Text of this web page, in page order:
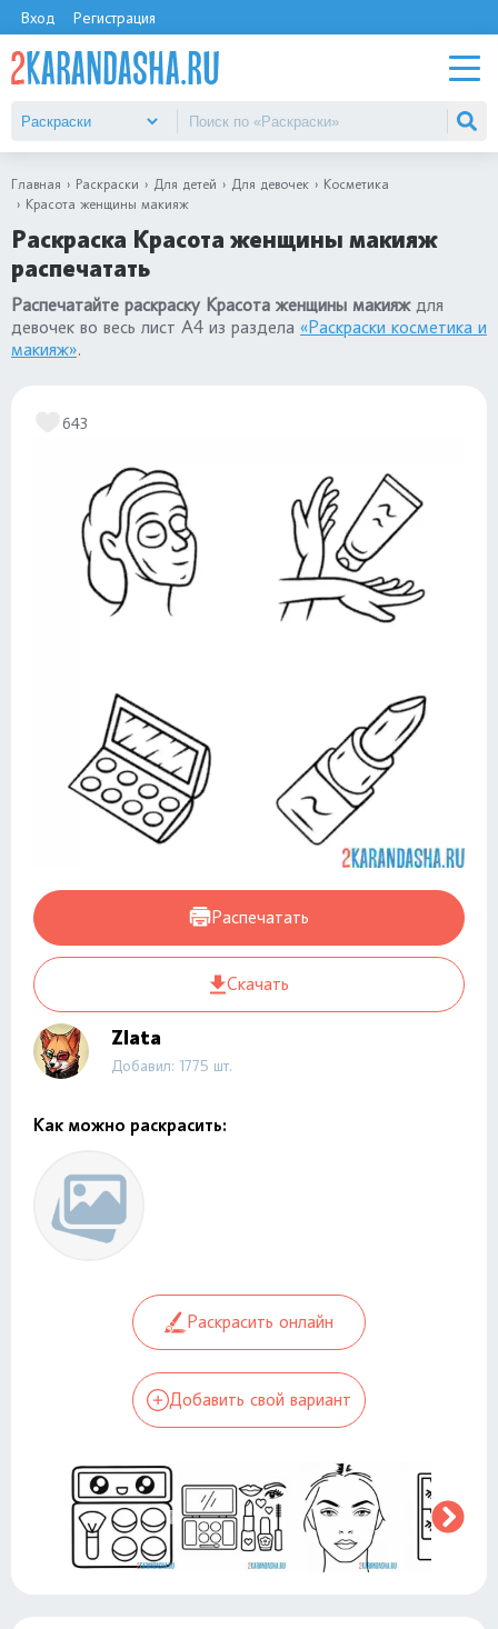
Вход Регистрация
Главная Раскраски Для детей Для девочек
Косметика
Красота женщины макияж
Раскраска Красота женщины макияж
распечатать
Распечатайте раскраску Красота женщины макияждля
девочек во весь лист А4 из раздела «Раскраски косметика и
макияж».
643
Распечатать
Скачать
Zlata
Добавил: 1775 шт.
Как можно раскрасить:
Раскрасить онлайн
Добавить свой вариант